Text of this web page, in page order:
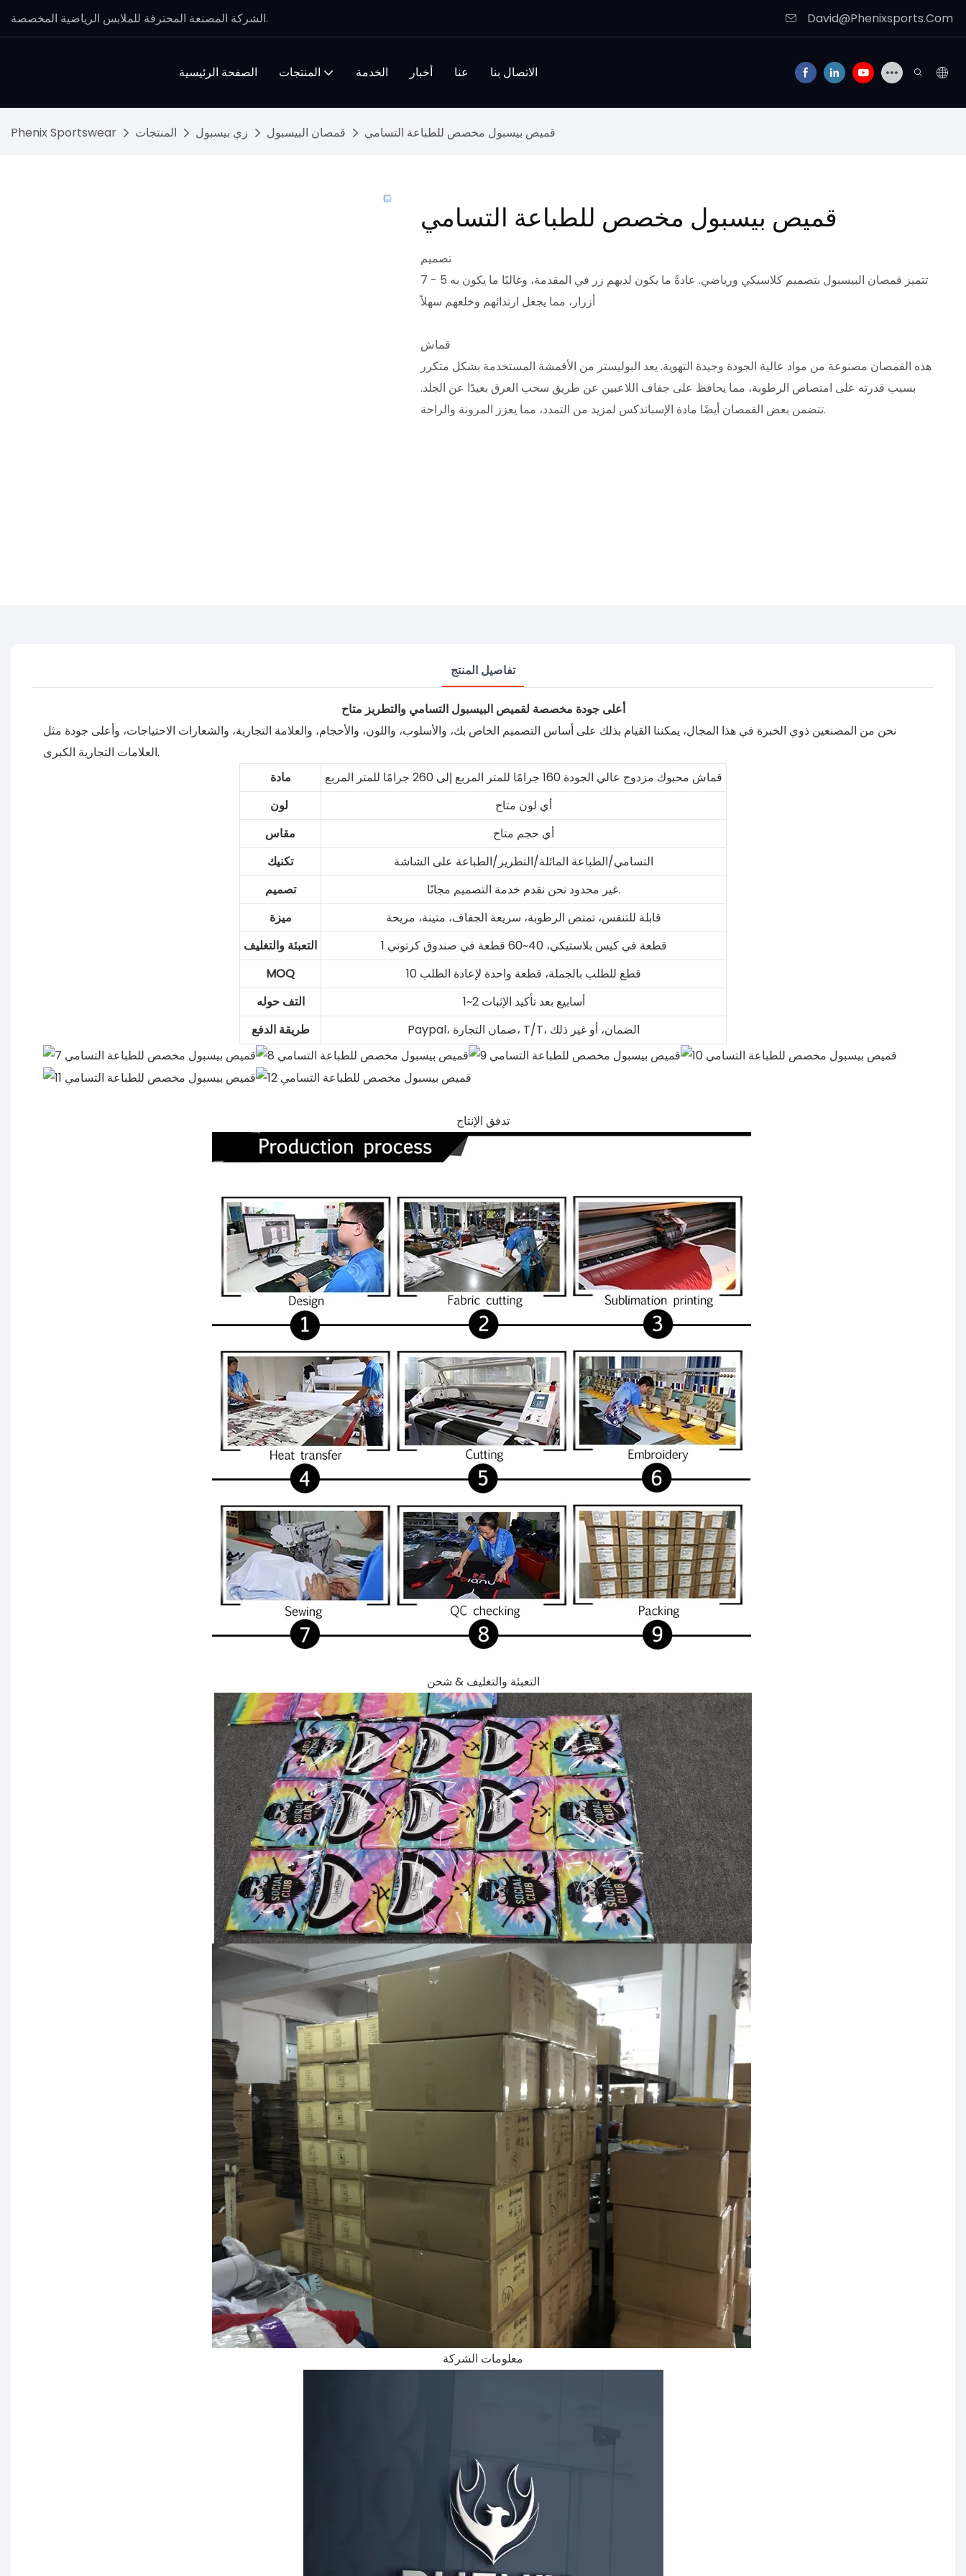
الشركة المصنعة المحترفة للملابس الرياضية المخصصة. David@Phenixsports.Com
الصفحة الرئيسية المنتجات الخدمة أخبار عنا الاتصال بنا
Phenix Sportswear المنتجات زي بيسبول قمصان البيسبول قميص بيسبول مخصص للطباعة التسامي
قميص بيسبول مخصص للطباعة التسامي
تصميم
تتميز قمصان البيسبول بتصميم كلاسيكي ورياضي. عادةً ما يكون لديهم زر في المقدمة، وغالبًا ما يكون به 5 - 7
قماش
هذه القمصان مصنوعة من مواد عالية الجودة وجيدة التهوية. يعد البوليستر من الأقمشة المستخدمة بشكل متكرر
بسبب قدرته على امتصاص الرطوبة، مما يحافظ على جفاف اللاعبين عن طريق سحب العرق بعيدًا عن الجلد.
تتضمن بعض القمصان أيضًا مادة الإسباندكس لمزيد من التمدد، مما يعزز المرونة والراحة.
تفاصيل المنتج
أعلى جودة مخصصة لقميص البيسبول التسامي والتطريز متاح
نحن من المصنعين ذوي الخبرة في هذا المجال، يمكننا القيام بذلك على أساس التصميم الخاص بك، والأسلوب، واللون، والأحجام، والعلامة التجارية، والشعارات الاحتياجات، وأعلى جودة مثل
العلامات التجارية الكبرى.
مادة
قماش محبوك مزدوج عالي الجودة 160 جرامًا للمتر المربع إلى 260 جرامًا للمتر المربع
أي لون متاح
مقاس
أي حجم متاح
تكنيك
التسامي/الطباعة المائلة/التطريز/الطباعة على الشاشة
تصميم
غير محدود نحن نقدم خدمة التصميم مجانًا.
ميزة
قابلة للتنفس، تمتص الرطوبة، سريعة الجفاف، متينة، مريحة
التعبئة والتغليف
1 قطعة في كيس بلاستيكي، 40~60 قطعة في صندوق كرتوني
MOQ
10 قطع للطلب بالجملة، قطعة واحدة لإعادة الطلب
التف حوله
1~2 أسابيع بعد تأكيد الإثبات
طريقة الدفع
Paypal، ضمان التجارة، T/T، الضمان، أو غير ذلك
تدفق الإنتاج
التعبئة والتغليف & شحن
معلومات الشركة